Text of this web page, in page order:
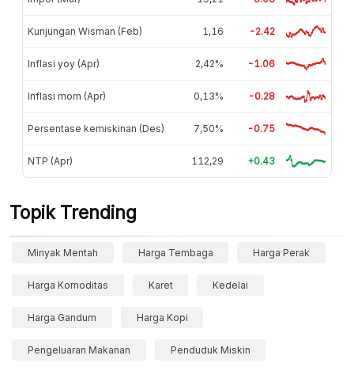
Kunjungan Wisman (Feb) 1,16 -2.42
Inflasi yoy (Apr) 2,42% -1.06
Inflasi mom (Apr) 0,13% -0.28
Persentase kemiskinan (Des) 7,50% -0.75
NTP (Apr) 112,29 +0.43
Topik Trending
Minyak Mentah Harga Tembaga Harga Perak
Harga Komoditas Karet Kedelai
Harga Gandum Harga Kopi
Pengeluaran Makanan Penduduk Miskin